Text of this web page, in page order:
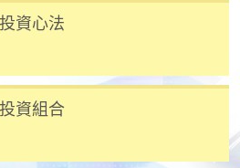
程因報名人數不足而被取消)及
繳費用，概不退還。
正式收據並不可作為 閣下已獲
將在截止報名日期後儘快通知申
選的申請人將獲退還已繳交的
資心法
資組合